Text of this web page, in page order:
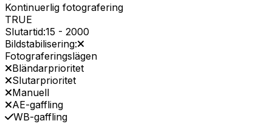
Kontinuerlig fotografering
TRUE
Slutartid:15 - 2000
Bildstabilisering:
Fotograferingslägen
Bländarprioritet
Slutarprioritet
Manuell
AE-gaffling
WB-gaffling